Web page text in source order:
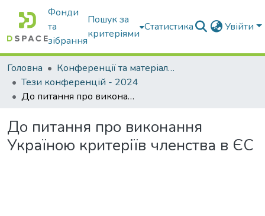
Фонди
та
зібрання
Пошук за
критеріями
Статистика Увійти
Головна
Конференції та матеріали конференцій
Тези конференцій - 2024
До питання про виконання Україною критеріїв членства в ЄС
До питання про виконання
Україною критеріїв членства в ЄС